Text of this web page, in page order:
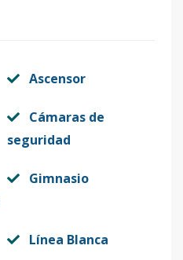
Ascensor
Cámaras de
seguridad
Gimnasio
Línea Blanca